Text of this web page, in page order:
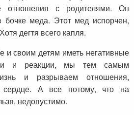
отношения с родителями. Он
бочке меда. Этот мед испорчен,
дегтя всего капля.
и своим детям иметь негативные
и реакции, мы тем самым
и разрываем отношения,
сердце. А все потому, что на
недопустимо.